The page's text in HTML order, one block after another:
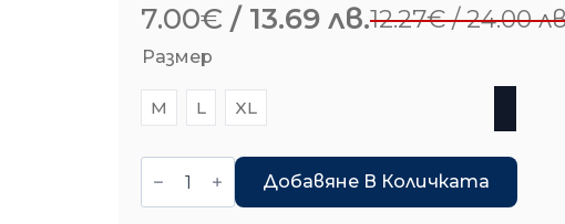
12.27€/ 24.00
Original
price
was:
12.27€
/
24.00 лв..
7.00€ / 13.69 лв.
Текущата
цена
е:
7.00€
/
13.69 лв..
Размер
M L XL
количество
за
Добавяне В Количката